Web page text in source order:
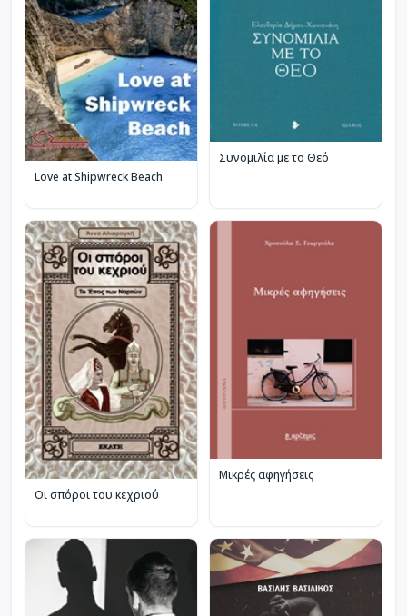
Love at Shipwreck Beach
Συνομιλία με το Θεό
Οι σπόροι του κεχριού
Μικρές αφηγήσεις